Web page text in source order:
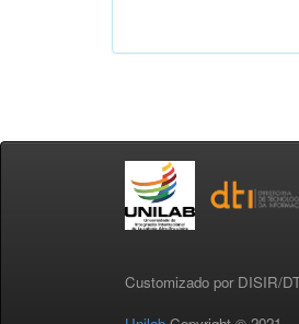
Customizado por DISIR/